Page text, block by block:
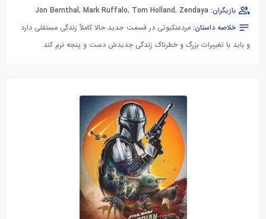
بازیگران:
Jon Bernthal, Mark Ruffalo, Tom Holland, Zendaya
خلاصه داستان:مردعنکبوتی در قسمت جدید حالا کاملاً زندگی مستقلی دارد
و باید با تغییرات بزرگ و خطرناک زندگی جدیدش دست و پنجه نرم کند.